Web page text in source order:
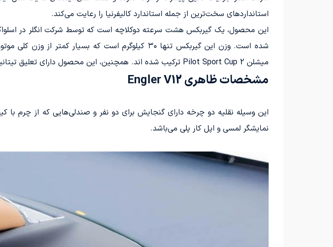
استانداردهای سخت‌ترین از جمله استاندارد کالیفرنیا را رعایت می‌کند.
میشلن Pilot Sport Cup 2 ترکیب شده اند. همچنین، این محصول دارای تعلیق تیتانیومی و کمک‌فنرهای اختصاصی نیز می‌باشد.
مشخصات ظاهری Engler V12
این وسیله نقلیه دو چرخه دارای گنجایش برای دو نفر و صندلی‌هایی که از چرم
نمایشگر لمسی و اپل کار پلی می‌باشد.